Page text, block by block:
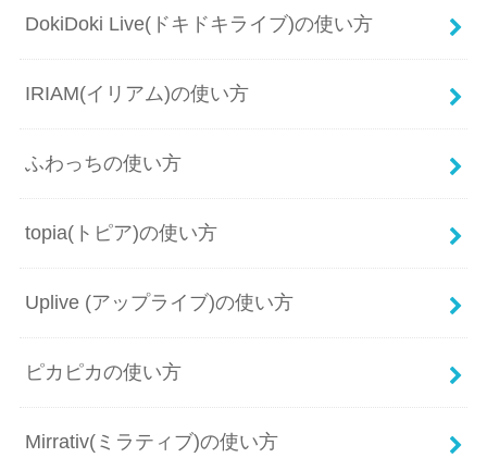
DokiDoki Live(ドキドキライブ)の使い方
IRIAM(イリアム)の使い方
ふわっちの使い方
topia(トピア)の使い方
Uplive (アップライブ)の使い方
ピカピカの使い方
Mirrativ(ミラティブ)の使い方